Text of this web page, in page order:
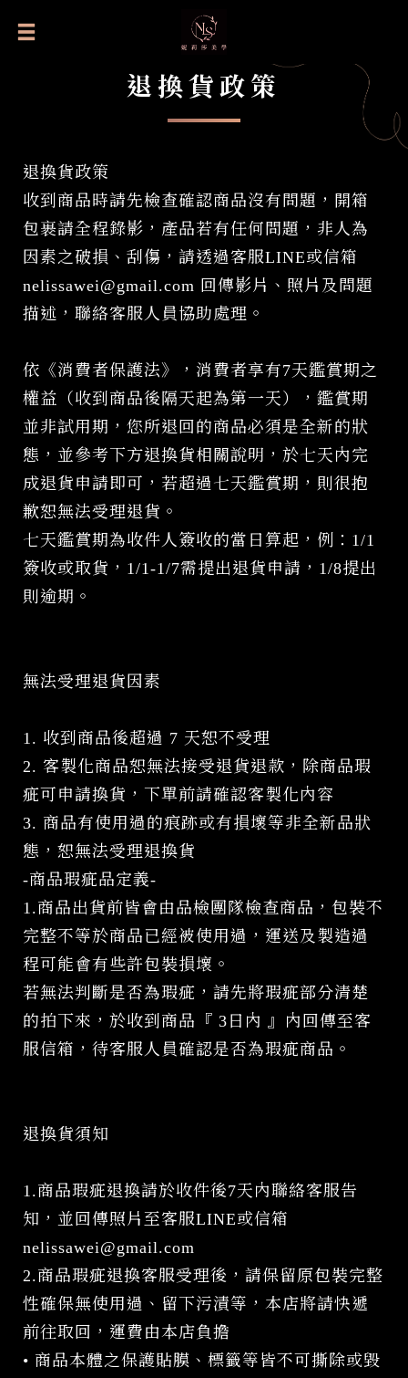
退換貨政策
退換貨政策
收到商品時請先檢查確認商品沒有問題，開箱
包裹請全程錄影，產品若有任何問題，非人為
因素之破損、刮傷，請透過客服LINE或信箱
nelissawei@gmail.com 回傳影片、照片及問題
描述，聯絡客服人員協助處理。
依《消費者保護法》，消費者享有7天鑑賞期之
權益（收到商品後隔天起為第一天），鑑賞期
並非試用期，您所退回的商品必須是全新的狀
態，並參考下方退換貨相關說明，於七天內完
成退貨申請即可，若超過七天鑑賞期，則很抱
歉恕無法受理退貨。
七天鑑賞期為收件人簽收的當日算起，例：1/1
簽收或取貨，1/1-1/7需提出退貨申請，1/8提出
則逾期。
無法受理退貨因素
1. 收到商品後超過 7 天恕不受理
2. 客製化商品恕無法接受退貨退款，除商品瑕
疵可申請換貨，下單前請確認客製化內容
3. 商品有使用過的痕跡或有損壞等非全新品狀
態，恕無法受理退換貨
-商品瑕疵品定義-
1.商品出貨前皆會由品檢團隊檢查商品，包裝不
完整不等於商品已經被使用過，運送及製造過
程可能會有些許包裝損壞。
若無法判斷是否為瑕疵，請先將瑕疵部分清楚
的拍下來，於收到商品『 3日內 』內回傳至客
服信箱，待客服人員確認是否為瑕疵商品。
退換貨須知
1.商品瑕疵退換請於收件後7天內聯絡客服告
知，並回傳照片至客服LINE或信箱
nelissawei@gmail.com
2.商品瑕疵退換客服受理後，請保留原包裝完整
性確保無使用過、留下污漬等，本店將請快遞
前往取回，運費由本店負擔
• 商品本體之保護貼膜、標籤等皆不可撕除或毀